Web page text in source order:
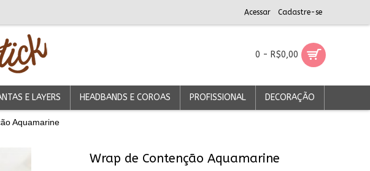
Acessar Cadastre-se
0 - R$0,00
E LAYERS HEADBANDS E COROAS PROFISSIONAL DECORAÇÃO
Aquamarine
Wrap de Contenção Aquamarine